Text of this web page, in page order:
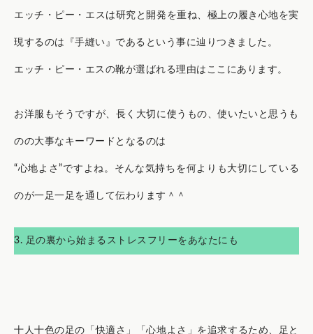
エッチ・ピー・エスは研究と開発を重ね、極上の履き心地を実
現するのは『手縫い』であるという事に辿りつきました。
エッチ・ピー・エスの靴が選ばれる理由はここにあります。
お洋服もそうですが、長く大切に使うもの、使いたいと思うも
のの大事なキーワードとなるのは
“心地よさ”ですよね。そんな気持ちを何よりも大切にしている
のが一足一足を通して伝わります＾＾
3. 足の裏から始まるストレスフリーをあなたにも
十人十色の足の「快適さ」「心地よさ」を追求するため、足と